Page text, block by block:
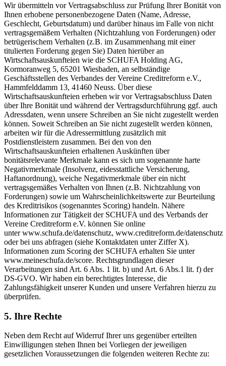
Wir übermitteln vor Vertragsabschluss zur Prüfung Ihrer Bonität von
Ihnen erhobene personenbezogene Daten (Name, Adresse,
Geschlecht, Geburtsdatum) und darüber hinaus im Falle von nicht
vertragsgemäßem Verhalten (Nichtzahlung von Forderungen) oder
betrügerischem Verhalten (z.B. im Zusammenhang mit einer
titulierten Forderung gegen Sie) Daten hierüber an
Wirtschaftsauskunfteien wie die SCHUFA Holding AG,
Kormoranweg 5, 65201 Wiesbaden, an selbständige
Geschäftsstellen des Verbandes der Vereine Creditreform e.V.,
Hammfelddamm 13, 41460 Neuss. Über diese
Wirtschaftsauskunfteien erheben wir vor Vertragsabschluss Daten
über Ihre Bonität und während der Vertragsdurchführung ggf. auch
Adressdaten, wenn unsere Schreiben an Sie nicht zugestellt werden
können. Soweit Schreiben an Sie nicht zugestellt werden können,
arbeiten wir für die Adressermittlung zusätzlich mit
Postdienstleistern zusammen. Bei den von den
Wirtschaftsauskunfteien erhaltenen Auskünften über
bonitätsrelevante Merkmale kann es sich um sogenannte harte
Negativmerkmale (Insolvenz, eidesstattliche Versicherung,
Haftanordnung), weiche Negativmerkmale über ein nicht
vertragsgemäßes Verhalten von Ihnen (z.B. Nichtzahlung von
Forderungen) sowie um Wahrscheinlichkeitswerte zur Beurteilung
des Kreditrisikos (sogenanntes Scoring) handeln. Nähere
Informationen zur Tätigkeit der SCHUFA und des Verbands der
Vereine Creditreform e.V. können Sie online
unter www.schufa.de/datenschutz, www.creditreform.de/datenschutz
oder bei uns abfragen (siehe Kontaktdaten unter Ziffer X).
Informationen zum Scoring der SCHUFA erhalten Sie unter
www.meineschufa.de/score. Rechtsgrundlagen dieser
Verarbeitungen sind Art. 6 Abs. 1 lit. b) und Art. 6 Abs.1 lit. f) der
DS-GVO. Wir haben ein berechtigtes Interesse, die
Zahlungsfähigkeit unserer Kunden und unsere Verfahren hierzu zu
überprüfen.
5. Ihre Rechte
Neben dem Recht auf Widerruf Ihrer uns gegenüber erteilten
Einwilligungen stehen Ihnen bei Vorliegen der jeweiligen
gesetzlichen Voraussetzungen die folgenden weiteren Rechte zu: